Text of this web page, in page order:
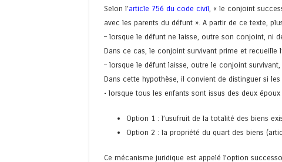
Selon l’article 756 du code civil , « le conjoint
avec les parents du défunt ». A partir de ce texte,
– lorsque le défunt ne laisse, outre son conjoint, ni
Dans ce cas, le conjoint survivant prime et recueille
– lorsque le défunt laisse, outre le conjoint survivant,
Dans cette hypothèse, il convient de distinguer si
• lorsque tous les enfants sont issus des deux
Option 1 : l’usufruit de la totalité des biens
Option 2 : la propriété du quart des biens
Ce mécanisme juridique est appelé l’option